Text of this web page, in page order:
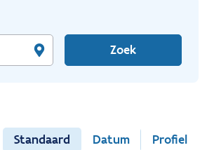
Zoek
Standaard Datum Profiel